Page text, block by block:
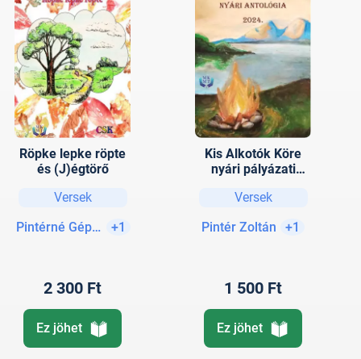
Röpke lepke röpte
és (J)égtörő
Versek
Pintérné Gépész Bettina
+1
2 300 Ft
Ez jöhet
Kis Alkotók Köre
nyári pályázati
Versek
Pintér Zoltán
+1
1 500 Ft
Ez jöhet